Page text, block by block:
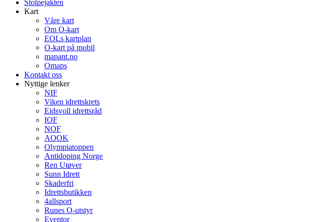
Stolpejakten
Kart
Våre kart
Om O-kart
EOLs kartplan
O-kart på mobil
mapant.no
Omaps
Kontakt oss
Nyttige lenker
NIF
Viken idrettskrets
Eidsvoll idrettsråd
IOF
NOF
AOOK
Olympiatoppen
Antidoping Norge
Ren Utøver
Sunn Idrett
Skaderfri
Idrettsbutikken
4allsport
Runes O-utstyr
Eventor